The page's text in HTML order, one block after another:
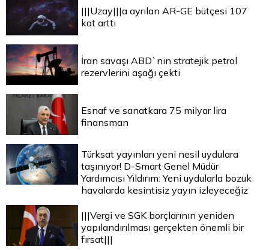
|||Uzay|||a ayrılan AR-GE bütçesi 107
kat arttı
İran savaşı ABD`nin stratejik petrol
rezervlerini aşağı çekti
Esnaf ve sanatkara 75 milyar lira
finansman
Türksat yayınları yeni nesil uydulara
taşınıyor! D-Smart Genel Müdür
Yardımcısı Yıldırım: Yeni uydularla bozuk
havalarda kesintisiz yayın izleyeceğiz
|||Vergi ve SGK borçlarının yeniden
yapılandırılması gerçekten önemli bir
fırsat|||